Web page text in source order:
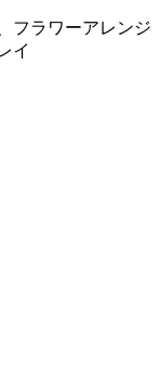
フラワーアレンジ
イ